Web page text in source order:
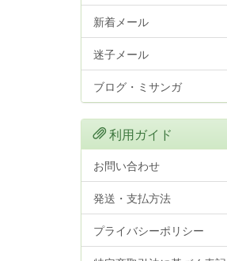
新着メール
迷子メール
ブログ・ミサンガ
利用ガイド
お問い合わせ
発送・支払方法
プライバシーポリシー